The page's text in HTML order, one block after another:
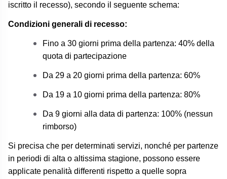
iscritto il recesso), secondo il seguente schema:
Condizioni generali di recesso:
Fino a 30 giorni prima della partenza:40% della
quota di partecipazione
Da 29 a 20 giorni prima della partenza:60%
Da 19 a 10 giorni prima della partenza:80%
Da 9 giorni alla data di partenza: 100% (nessun
rimborso)
Si precisa che per determinati servizi, nonché per partenze
in periodi di alta o altissima stagione, possono essere
applicate penalità differenti rispetto a quelle sopra